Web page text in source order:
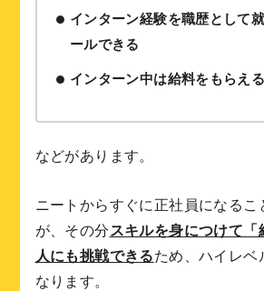
インターン経験を職歴として
ールできる
インターン中は給料をもらえる
などがあります。
ニートからすぐに正社員になるこ
が、その分 スキルを身につけて「
人にも挑戦できるため、ハイレベ
なります。